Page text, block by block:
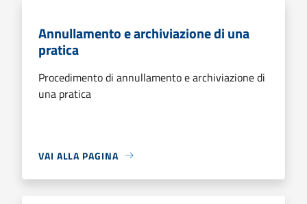
Annullamento e archiviazione di una
pratica
Procedimento di annullamento e archiviazione di
una pratica
VAI ALLA PAGINA